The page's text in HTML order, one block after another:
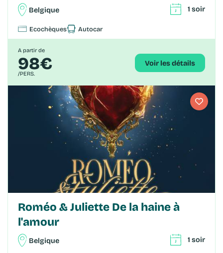
Belgique 1 soir
Ecochèques Autocar
A partir de
98€
/PERS.
Voir les détails
Roméo & Juliette De la haine à
l'amour
Belgique 1 soir